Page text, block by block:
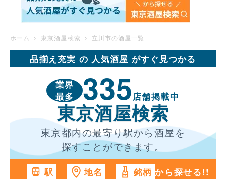
ホーム 東京酒屋検索 立川市の酒屋一覧
品揃え充実 の 人気酒屋 がすぐ見つかる
業界
最多
335店舗掲載中
東京酒屋検索
東京都内の最寄り駅から酒屋を
探すことができます。
駅 地名 銘柄 から探せる!!